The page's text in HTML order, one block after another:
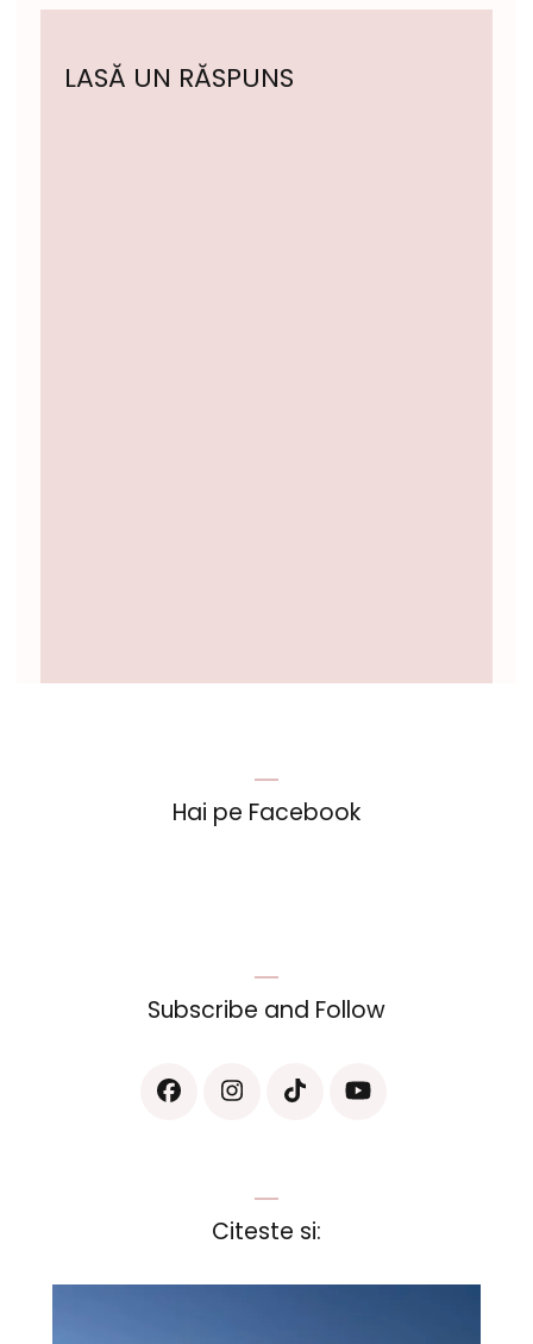
LASĂ UN RĂSPUNS
Hai pe Facebook
Subscribe and Follow
Citeste si: